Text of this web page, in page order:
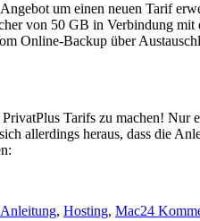
um einen neuen Tarif
von 50 GB in Verbindung
Online-Backup über
Tarifs zu machen!
allerdings heraus, dass die
Schlagwörter
Anleitung, Hosting, Mac24